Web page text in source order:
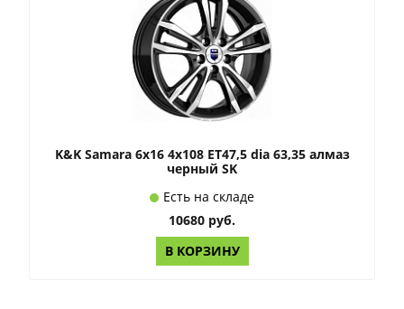
K&K Samara 6x16 4x108 ET47,5 dia 63,35 алмаз
черный SK
Есть на складе
10680 руб.
В КОРЗИНУ